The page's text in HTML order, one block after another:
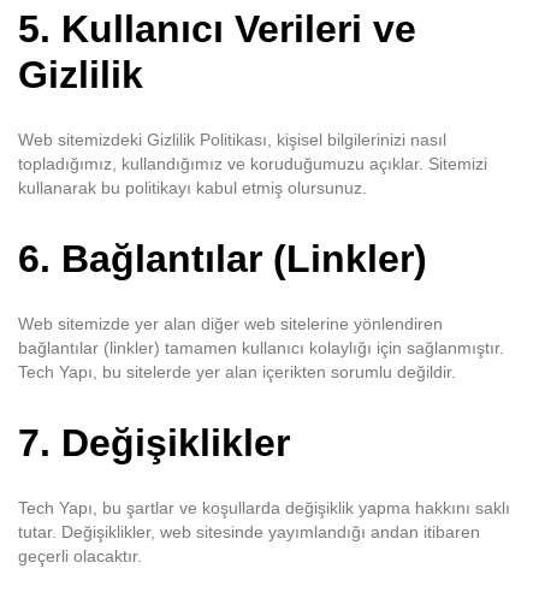
5. Kullanıcı Verileri ve
Gizlilik
Web sitemizdeki Gizlilik Politikası, kişisel bilgilerinizi nasıl
topladığımız, kullandığımız ve koruduğumuzu açıklar. Sitemizi
kullanarak bu politikayı kabul etmiş olursunuz.
6. Bağlantılar (Linkler)
Web sitemizde yer alan diğer web sitelerine yönlendiren
bağlantılar (linkler) tamamen kullanıcı kolaylığı için sağlanmıştır.
Tech Yapı, bu sitelerde yer alan içerikten sorumlu değildir.
7. Değişiklikler
Tech Yapı, bu şartlar ve koşullarda değişiklik yapma hakkını saklı
tutar. Değişiklikler, web sitesinde yayımlandığı andan itibaren
geçerli olacaktır.